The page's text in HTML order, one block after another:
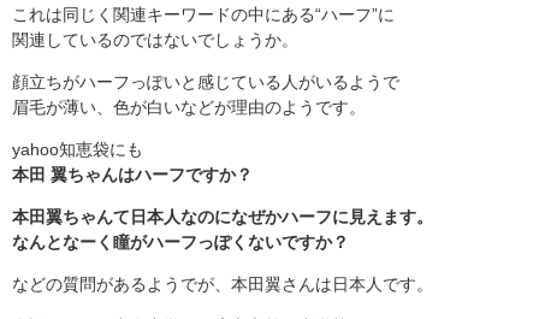
これは同じく関連キーワードの中にある“ハーフ”に
関連しているのではないでしょうか。
顔立ちがハーフっぽいと感じている人がいるようで
眉毛が薄い、色が白いなどが理由のようです。
yahoo知恵袋にも
本田 翼ちゃんはハーフですか？
本田翼ちゃんて日本人なのになぜかハーフに見えます。
なんとなーく瞳がハーフっぽくないですか？
などの質問があるようでが、本田翼さんは日本人です。